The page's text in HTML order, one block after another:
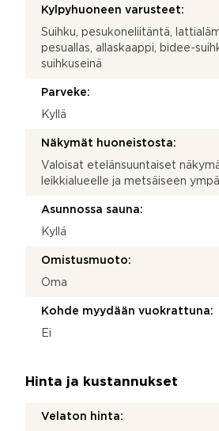
Kylpyhuoneen varusteet:
Suihku, pesukoneliitäntä,
pesuallas, allaskaappi, bidee-
suihkuseinä
Parveke:
Kyllä
Näkymät huoneistosta:
Valoisat etelänsuuntaiset
leikkialueelle ja metsäiseen
Asunnossa sauna:
Kyllä
Omistusmuoto:
Oma
Kohde myydään vuokrattuna:
Ei
Hinta ja kustannukset
Velaton hinta: